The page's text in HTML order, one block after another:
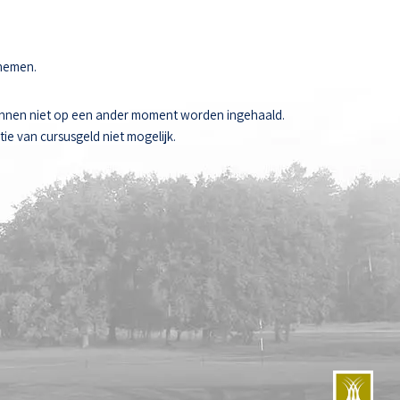
niet op een ander moment worden ingehaald.
van cursusgeld niet mogelijk.